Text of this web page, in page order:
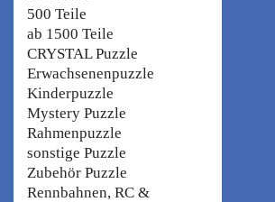
500 Teile
ab 1500 Teile
CRYSTAL Puzzle
Erwachsenenpuzzle
Kinderpuzzle
Mystery Puzzle
Rahmenpuzzle
sonstige Puzzle
Zubehör Puzzle
Rennbahnen, RC &